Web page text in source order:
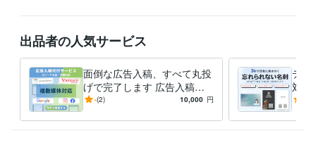
にご連絡ください。
経験職種
デザイナー / Webデザイナー 経験年数 : 6年
事務・ビジネスサポート / 事務（一般事務） 経験年数 : 6年
ライフスタイル・その他 / 公務員 経験年数 : 4年
出品者の人気サービス
面倒な広告入稿、すべて丸投
げで完了します 広告入稿の
プロが正確・スピーディーに
-(2) 10,000 円
デザ
対応
い、